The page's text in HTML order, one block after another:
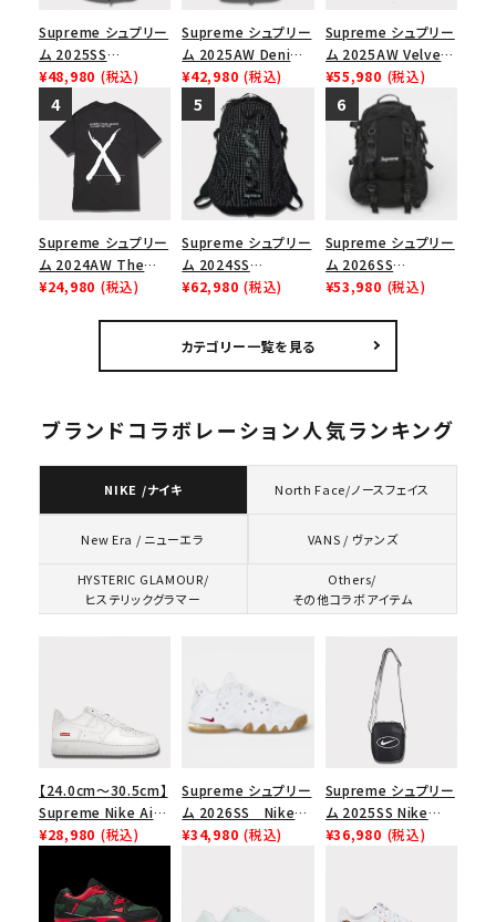
Supreme シュプリー
ム 2025SS
Backpack バックパッ
ク ブラック 黒
¥48,980 (税込)
Supreme シュプリー
ム 2025AW Denim
Backpack デニム バ
ックパック ブラック
¥42,980 (税込)
Supreme シュプリー
ム 2025AW Velvet
Backpack ベルベッ
ト バックパック タンレ
オパード
¥55,980 (税込)
Supreme シュプリー
ム 2024AW The
North Face S/S
¥24,980 (税込)
Supreme シュプリー
ム 2024SS
Backpack バックパッ
¥62,980 (税込)
Supreme シュプリー
ム 2026SS
Backpack バックパッ
¥53,980 (税込)
カテゴリー一覧を見る
ブランドコラボレーション人気ランキング
NIKE /ナイキ North Face/ノースフェイス
New Era / ニューエラ VANS / ヴァンズ
HYSTERIC GLAMOUR/
ヒステリックグラマー
Others/
その他コラボアイテム
【24.0cm～30.5cm】
Supreme Nike Air
Force 1 Low シュプ
ース１スニーカー シ
ューズ ホワイト
¥28,980 (税込)
Supreme シュプリー
ム 2026SS Nike
SB Air Max 2 CB 94
¥34,980 (税込)
Supreme シュプリー
ム 2025SS Nike
Leather Shoulder
¥36,980 (税込)